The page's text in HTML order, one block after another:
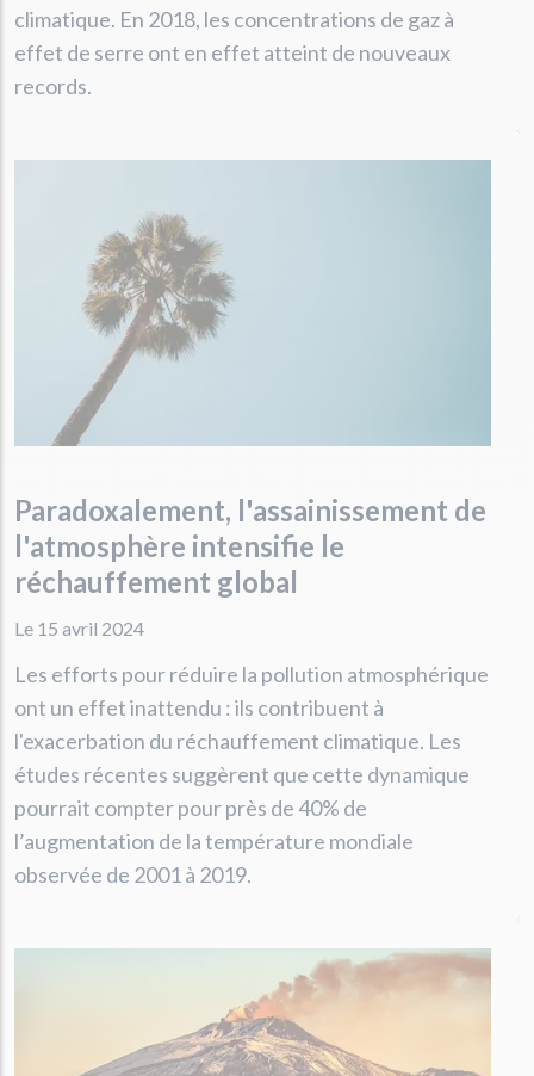
climatique. En 2018, les concentrations de gaz à
effet de serre ont en effet atteint de nouveaux
records.
Paradoxalement, l'assainissement de
l'atmosphère intensifie le
réchauffement global
Le 15 avril 2024
Les efforts pour réduire la pollution atmosphérique
ont un effet inattendu : ils contribuent à
l'exacerbation du réchauffement climatique. Les
études récentes suggèrent que cette dynamique
pourrait compter pour près de 40% de
l’augmentation de la température mondiale
observée de 2001 à 2019.